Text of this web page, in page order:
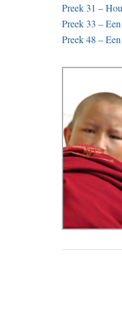
Preek 31 –
Preek 33 –
Preek 48 –